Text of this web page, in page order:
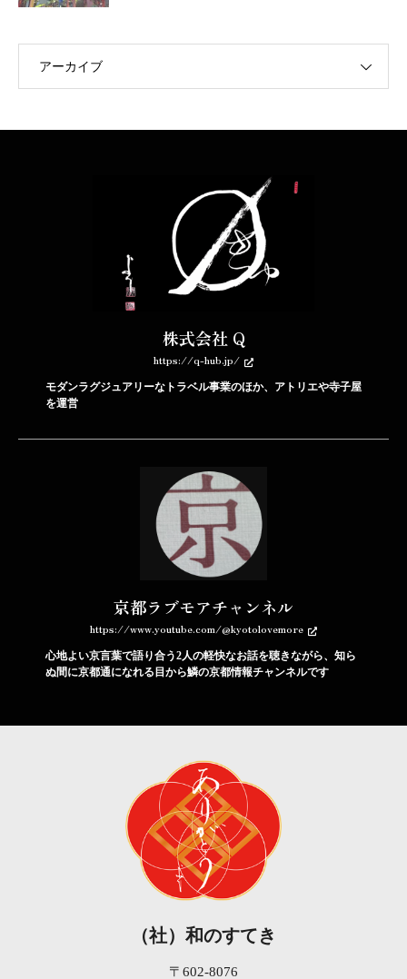
アーカイブ
株式会社 Q
https://q-hub.jp/
モダンラグジュアリーなトラベル事業のほか、アトリエや寺子屋
を運営
京都ラブモアチャンネル
https://www.youtube.com/@kyotolovemore
心地よい京言葉で語り合う2人の軽快なお話を聴きながら、知ら
ぬ間に京都通になれる目から鱗の京都情報チャンネルです
（社）和のすてき
〒602-8076